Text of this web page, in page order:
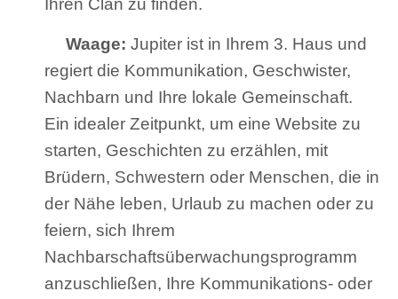
Waage: Jupiter ist in Ihrem 3. Haus und
regiert die Kommunikation, Geschwister,
Nachbarn und Ihre lokale Gemeinschaft.
Ein idealer Zeitpunkt, um eine Website zu
starten, Geschichten zu erzählen, mit
Brüdern, Schwestern oder Menschen, die in
der Nähe leben, Urlaub zu machen oder zu
feiern, sich Ihrem
Nachbarschaftsüberwachungsprogramm
anzuschließen, Ihre Kommunikations- oder